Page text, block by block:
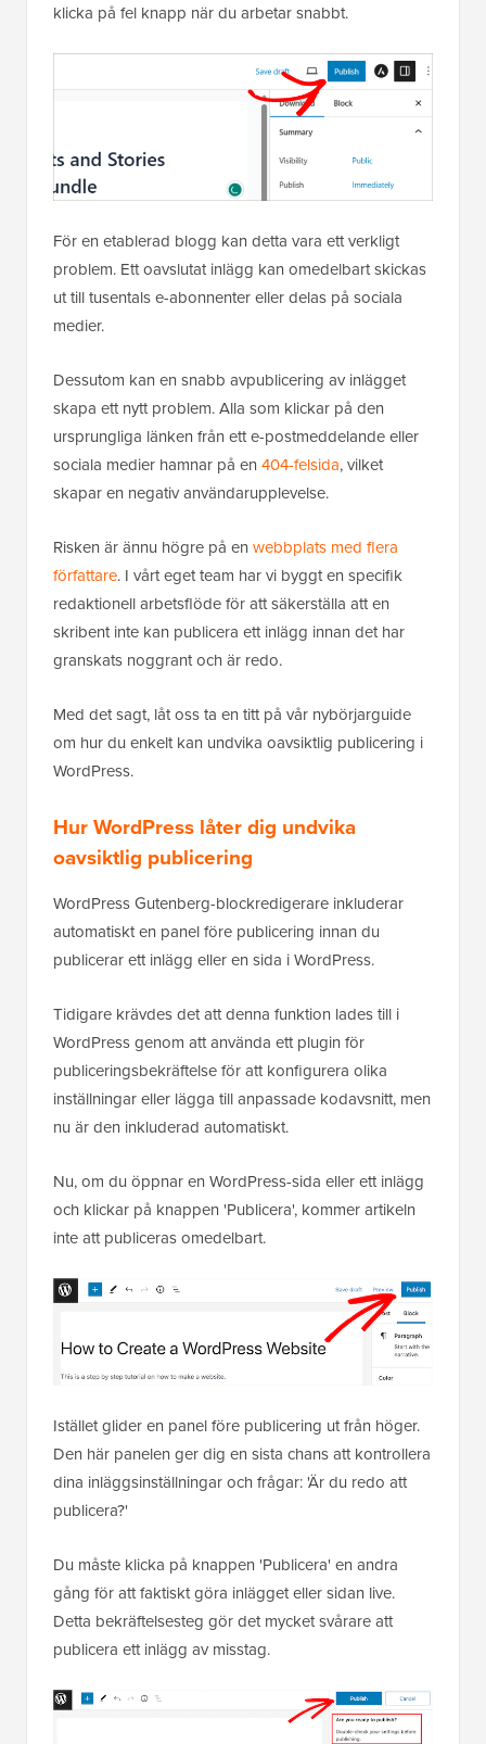
klicka på fel knapp när du arbetar snabbt.
För en etablerad blogg kan detta vara ett verkligt
problem. Ett oavslutat inlägg kan omedelbart skickas
ut till tusentals e-abonnenter eller delas på sociala
medier.
Dessutom kan en snabb avpublicering av inlägget
skapa ett nytt problem. Alla som klickar på den
ursprungliga länken från ett e-postmeddelande eller
sociala medier hamnar på en 404-felsida, vilket
skapar en negativ användarupplevelse.
Risken är ännu högre på en webbplats med flera
författare. I vårt eget team har vi byggt en specifik
redaktionell arbetsflöde för att säkerställa att en
skribent inte kan publicera ett inlägg innan det har
granskats noggrant och är redo.
Med det sagt, låt oss ta en titt på vår nybörjarguide
om hur du enkelt kan undvika oavsiktlig publicering i
WordPress.
Hur WordPress låter dig undvika
oavsiktlig publicering
WordPress Gutenberg-blockredigerare inkluderar
automatiskt en panel före publicering innan du
publicerar ett inlägg eller en sida i WordPress.
Tidigare krävdes det att denna funktion lades till i
WordPress genom att använda ett plugin för
publiceringsbekräftelse för att konfigurera olika
inställningar eller lägga till anpassade kodavsnitt, men
nu är den inkluderad automatiskt.
Nu, om du öppnar en WordPress-sida eller ett inlägg
och klickar på knappen 'Publicera', kommer artikeln
inte att publiceras omedelbart.
Istället glider en panel före publicering ut från höger.
Den här panelen ger dig en sista chans att kontrollera
dina inläggsinställningar och frågar: 'Är du redo att
publicera?'
Du måste klicka på knappen 'Publicera' en andra
gång för att faktiskt göra inlägget eller sidan live.
Detta bekräftelsesteg gör det mycket svårare att
publicera ett inlägg av misstag.